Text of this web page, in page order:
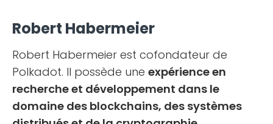
Robert Habermeier
Robert Habermeier est cofondateur de
Polkadot. Il possède une expérience en
recherche et développement dans le
domaine des blockchains, des systèmes